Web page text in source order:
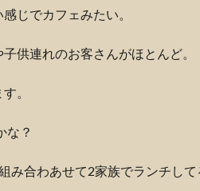
じでカフェみたい。
供連れのお客さんがほとんど。
。
な？
み合わあせて2家族でランチして